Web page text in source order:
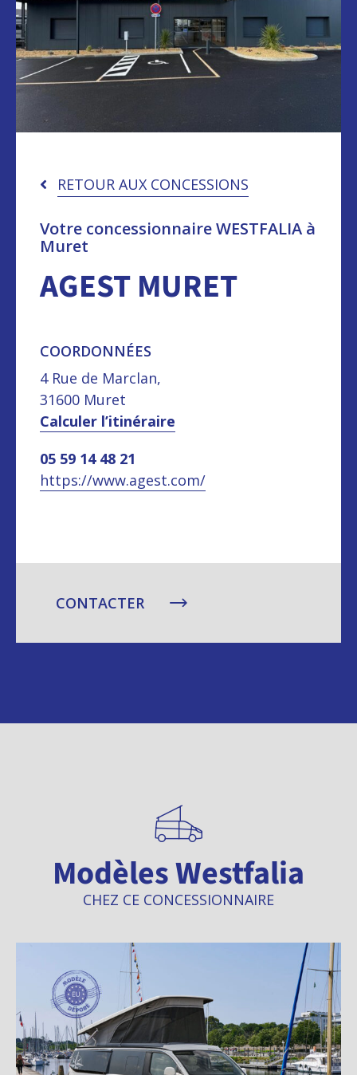
RETOUR AUX CONCESSIONS
Votre concessionnaire WESTFALIA à
Muret
AGEST MURET
COORDONNÉES
4 Rue de Marclan,
31600 Muret
Calculer l’itinéraire
05 59 14 48 21
https://www.agest.com/
CONTACTER
Modèles Westfalia
CHEZ CE CONCESSIONNAIRE